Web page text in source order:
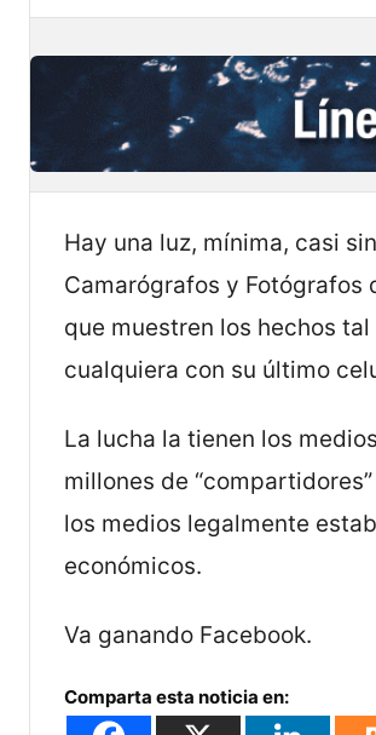
Hay una luz, mínima, casi
Camarógrafos y Fotógrafos
que muestren los hechos
cualquiera con su último
La lucha la tienen los
millones de
los medios legalmente
económicos.
Va ganando Facebook.
Comparta esta noticia en: